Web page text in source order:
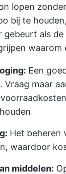
lopen
bij te
gebeurt als
Een
Vraag maar
Het beheren
waardoor
middelen: